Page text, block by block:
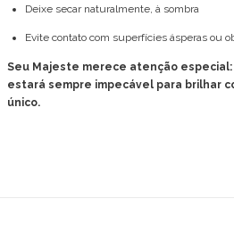
Deixe secar naturalmente, à sombra
Evite contato com superfícies ásperas ou
Seu Majeste merece atenção
estará sempre impecável para brilhar
único.